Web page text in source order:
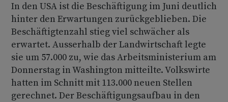
In den USA ist die Beschäftigung im Juni deutlich
hinter den Erwartungen zurückgeblieben. Die
Beschäftigtenzahl stieg viel schwächer als
erwartet. Ausserhalb der Landwirtschaft legte
sie um 57.000 zu, wie das Arbeitsministerium am
Donnerstag in Washington mitteilte. Volkswirte
hatten im Schnitt mit 113.000 neuen Stellen
gerechnet. Der Beschäftigungsaufbau in den